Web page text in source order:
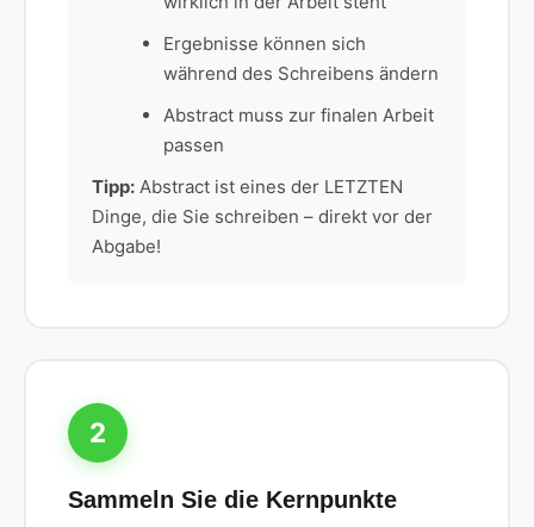
Ergebnisse können sich
während des Schreibens ändern
Abstract muss zur finalen Arbeit
passen
Tipp: Abstract ist eines der LETZTEN
Dinge, die Sie schreiben – direkt vor der
Abgabe!
2
Sammeln Sie die Kernpunkte